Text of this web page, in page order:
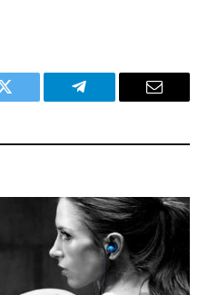
Twitter Telegram Email